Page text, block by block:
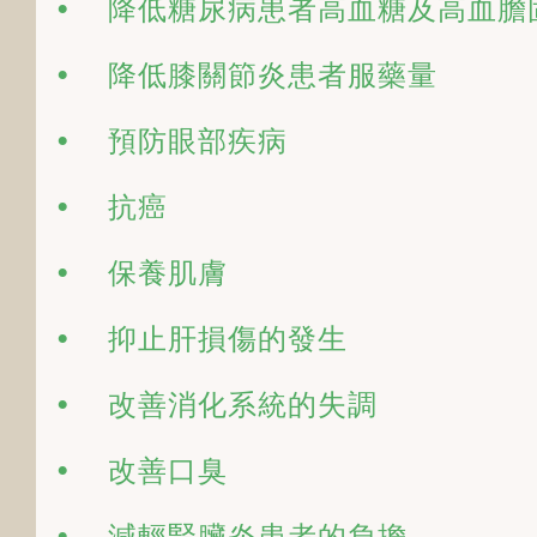
•  降低糖尿病患者高血糖及高血膽
•  降低膝關節炎患者服藥量
•  預防眼部疾病
•  抗癌
•  保養肌膚
•  抑止肝損傷的發生
•  改善消化系統的失調
•  改善口臭